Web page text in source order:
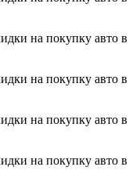
на покупку авто в
на покупку авто в
на покупку авто в
на покупку авто в